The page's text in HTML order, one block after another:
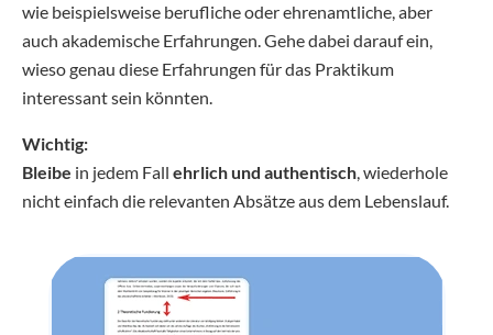
wie beispielsweise berufliche oder ehrenamtliche, aber
auch akademische Erfahrungen. Gehe dabei darauf ein,
wieso genau diese Erfahrungen für das Praktikum
interessant sein könnten.
Wichtig:
Bleibe in jedem Fall ehrlich und authentisch, wiederhole
nicht einfach die relevanten Absätze aus dem Lebenslauf.